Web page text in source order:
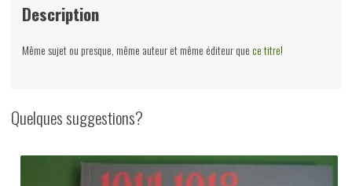
vent,
Pierre
Description
Même sujet ou presque, même auteur et même éditeur quece titre!
Quelques suggestions?